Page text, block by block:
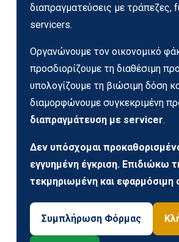
διαπραγματεύσεις με τράπεζες,
servicers.
Οργανώνουμε τον οικονομικό
προσδιορίζουμε τη διαθέσιμη
υπολογίζουμε τη βιώσιμη δόση
διαμορφώνουμε συγκεκριμένη
διαπραγμάτευση με servicer.
Δεν υπόσχομαι
εγγυημένη έγκριση. Επιδιώκω
τεκμηριωμένη και εφαρμόσιμη
Συμπλήρωση Φόρμας